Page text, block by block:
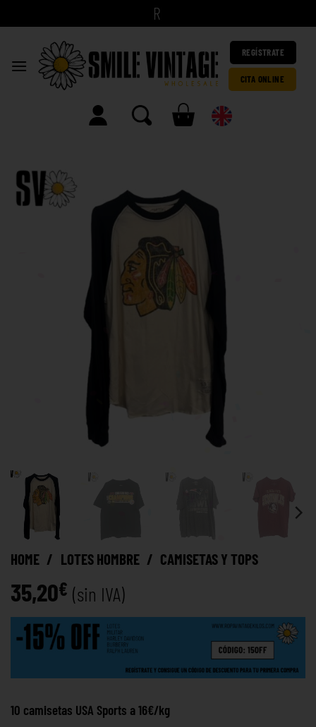
|
REGÍSTRATE
CITA ONLINE
HOME / LOTES HOMBRE / CAMISETAS Y TOPS
35,20€ (sin IVA)
10 camisetas USA Sports a 16€/kg